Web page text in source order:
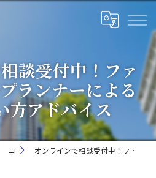
談受付中！ファ
ランナーによる
方アドバイス
コラム オンラインで相談受付中！ファイナンシャルプランナーによるお金の使い方アドバイス